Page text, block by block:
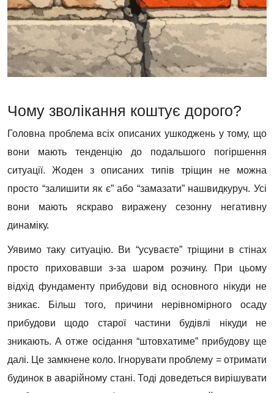
Чому зволікання коштує дорого?
Головна проблема всіх описаних ушкоджень у тому, що
вони мають тенденцію до подальшого погіршення
ситуації. Жоден з описаних типів тріщин не можна
просто “залишити як є” або “замазати” нашвидкуруч. Усі
вони мають яскраво виражену сезонну негативну
динаміку.
Уявимо таку ситуацію. Ви “усуваєте” тріщини в стінах
просто приховавши з-за шаром розчину. При цьому
відхід фундаменту прибудови від основного нікуди не
зникає. Більш того, причини нерівномірного осаду
прибудови щодо старої частини будівлі нікуди не
зникають. А отже осідання “штовхатиме” прибудову ще
далі. Це замкнене коло. Ігнорувати проблему = отримати
будинок в аварійному стані. Тоді доведеться вирішувати